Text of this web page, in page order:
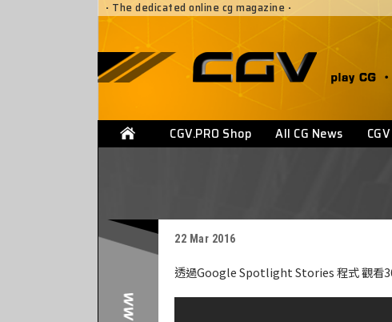
· The dedicated online cg magazine ·
CGV.PRO Shop All CG News
22 Mar 2016
透過Google Spotlight Stories 程式 觀看